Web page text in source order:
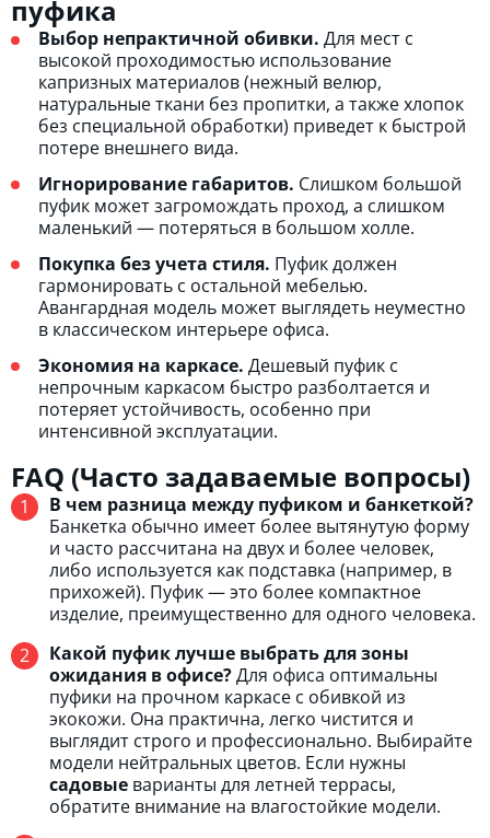
пуфика
Выбор непрактичной обивки. Для мест с
высокой проходимостью использование
капризных материалов (нежный велюр,
натуральные ткани без пропитки, а также хлопок
без специальной обработки) приведет к быстрой
потере внешнего вида.
Игнорирование габаритов. Слишком большой
пуфик может загромождать проход, а слишком
маленький — потеряться в большом холле.
Покупка без учета стиля. Пуфик должен
гармонировать с остальной мебелью.
Авангардная модель может выглядеть неуместно
в классическом интерьере офиса.
Экономия на каркасе. Дешевый пуфик с
непрочным каркасом быстро разболтается и
потеряет устойчивость, особенно при
интенсивной эксплуатации.
FAQ (Часто задаваемые вопросы)
В чем разница между пуфиком и банкеткой?
Банкетка обычно имеет более вытянутую форму
и часто рассчитана на двух и более человек,
либо используется как подставка (например, в
прихожей). Пуфик — это более компактное
изделие, преимущественно для одного человека.
Какой пуфик лучше выбрать для зоны
ожидания в офисе?Для офиса оптимальны
пуфики на прочном каркасе с обивкой из
экокожи. Она практична, легко чистится и
выглядит строго и профессионально. Выбирайте
модели нейтральных цветов. Если нужны
садовые варианты для летней террасы,
обратите внимание на влагостойкие модели.